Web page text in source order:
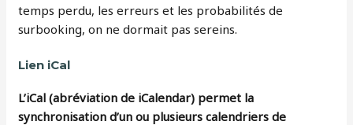
temps perdu, les erreurs et les probabilités de
surbooking, on ne dormait pas sereins.
Lien iCal
L’iCal (abréviation de iCalendar) permet la
synchronisation d’un ou plusieurs calendriers de